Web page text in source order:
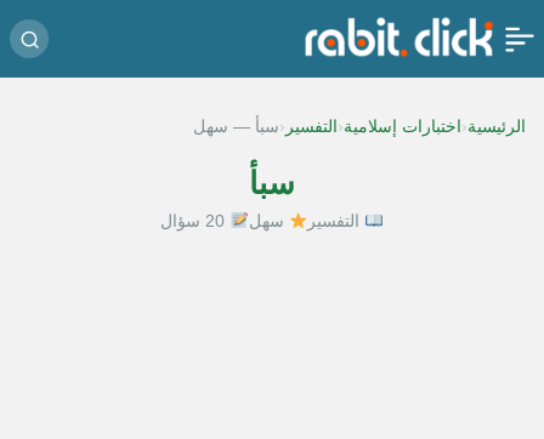
الرئيسية‹ اختبارات إسلامية‹ التفسير ‹سبأ — سهل
سبأ
التفسير سهل